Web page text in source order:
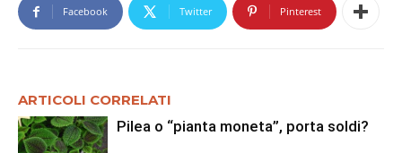
Facebook Twitter Pinterest
ARTICOLI CORRELATI
Pilea o “pianta moneta”, porta soldi?